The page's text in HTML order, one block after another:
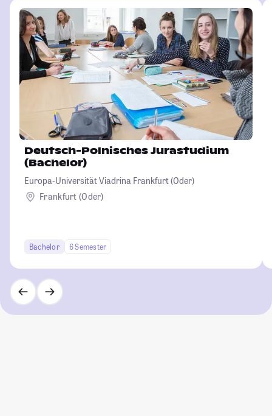
Deutsch-Polnisches Jurastudium
(Bachelor)
Europa-Universität Viadrina Frankfurt (Oder)
Frankfurt (Oder)
Bachelor 6 Semester